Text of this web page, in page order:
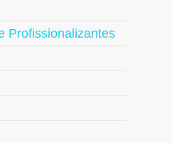
Profissionalizantes